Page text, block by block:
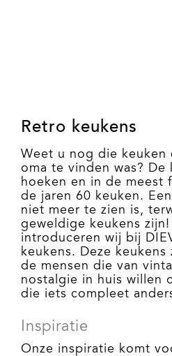
Retro keukens
Weet u nog die keuken
oma te vinden was? De
hoeken en in de meest
de jaren 60 keuken.
niet meer te zien is,
geweldige keukens zijn!
introduceren wij bij
keukens. Deze
de mensen die van
nostalgie in huis willen
die iets compleet
Inspiratie
Onze inspiratie komt